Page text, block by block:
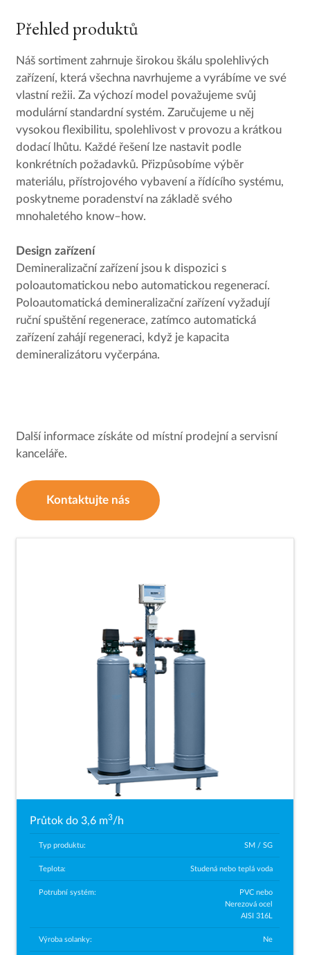
Přehled produktů
Náš sortiment zahrnuje širokou škálu spolehlivých
zařízení, která všechna navrhujeme a vyrábíme ve své
vlastní režii. Za výchozí model považujeme svůj
modulární standardní systém. Zaručujeme u něj
vysokou flexibilitu, spolehlivost v provozu a krátkou
dodací lhůtu. Každé řešení lze nastavit podle
konkrétních požadavků. Přizpůsobíme výběr
materiálu, přístrojového vybavení a řídícího systému,
poskytneme poradenství na základě svého
mnohaletého know–how.
Design zařízení
Demineralizační zařízení jsou k dispozici s
poloautomatickou nebo automatickou regenerací.
Poloautomatická demineralizační zařízení vyžadují
ruční spuštění regenerace, zatímco automatická
zařízení zahájí regeneraci, když je kapacita
demineralizátoru vyčerpána.
Další informace získáte od místní prodejní a servisní
kanceláře.
Kontaktujte nás
Průtok do 3,6 m3/h
Typ produktu: SM / SG
Teplota: Studená nebo teplá voda
Potrubní systém:
PVC nebo
Nerezová ocel
AISI 316L
Výroba solanky: Ne